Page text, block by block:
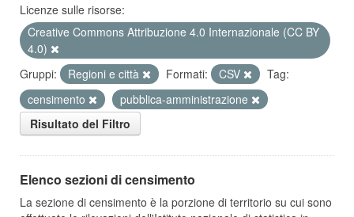
Licenze sulle risorse:
Creative Commons Attribuzione 4.0 Internazionale (CC BY
4.0)
Gruppi:
Regioni e città Formati: CSV
Tag:
censimento
pubblica-amministrazione
Risultato del Filtro
Elenco sezioni di censimento
La sezione di censimento è la porzione di territorio su cui sono